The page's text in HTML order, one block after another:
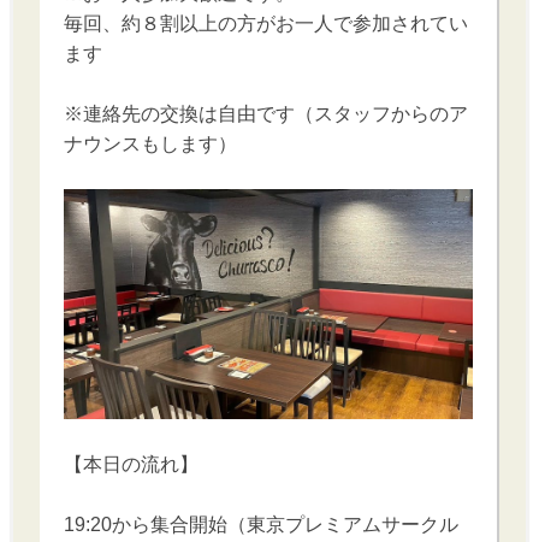
毎回、約８割以上の方がお一人で参加されてい
ます
※連絡先の交換は自由です（スタッフからのア
ナウンスもします）
【本日の流れ】
19:20から集合開始（東京プレミアムサークル